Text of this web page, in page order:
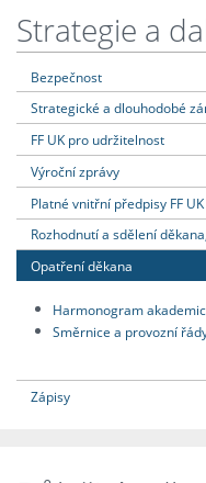
Strategie a
Bezpečnost
Strategické a dlouhodobé
FF UK pro udržitelnost
Výroční zprávy
Platné vnitřní předpisy FF UK
Rozhodnutí a sdělení
Opatření děkana
Harmonogram
Směrnice a provozní
Zápisy